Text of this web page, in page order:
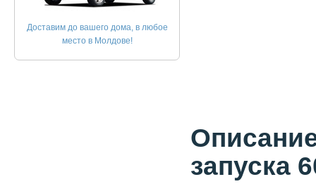
Доставим до вашего дома, в любое
место в Молдове!
запуска